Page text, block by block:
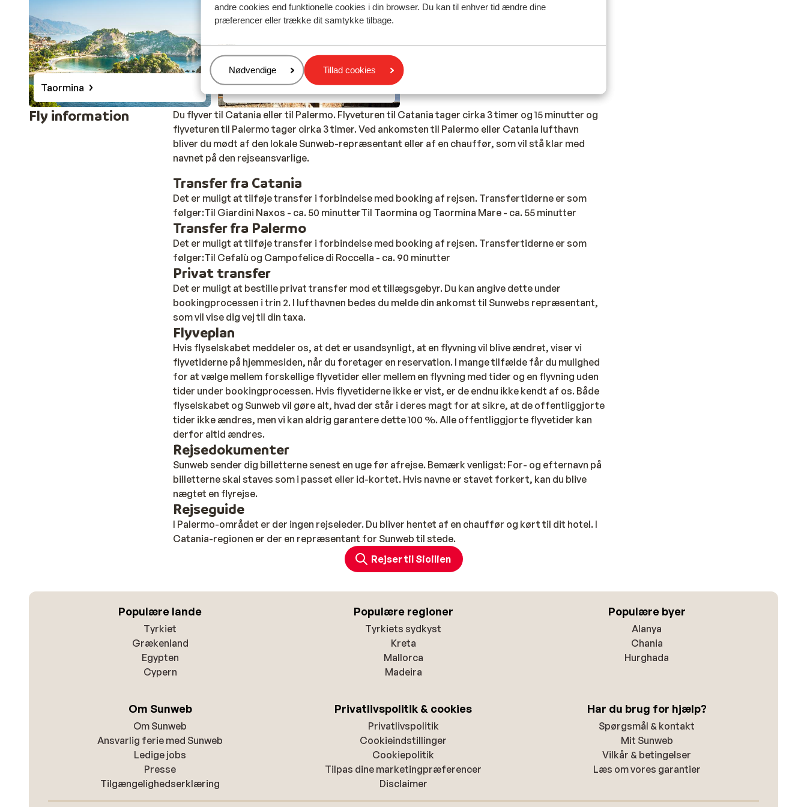
andre cookies end funktionelle cookies i din browser. Du kan til enhver tid ændre dine
præferencer eller trække dit samtykke tilbage.
Administrer
Nødvendige Tillad cookies
Rejseleder
I regionerne Letojanni, Taormina og Giardini Naxos er der Sunweb-rejseledere til stede. I området omkring Cefalù er
der en lokal, engelsktalende repræsentant til rådighed.
Taormina Taormina Mare
Fly information
Du flyver til Catania eller til Palermo. Flyveturen til Catania tager cirka 3 timer og 15 minutter og
flyveturen til Palermo tager cirka 3 timer. Ved ankomsten til Palermo eller Catania lufthavn
bliver du mødt af den lokale Sunweb-repræsentant eller af en chauffør, som vil stå klar med
navnet på den rejseansvarlige.
Transfer fra Catania
Det er muligt at tilføje transfer i forbindelse med booking af rejsen. Transfertiderne er som
følger:Til Giardini Naxos - ca. 50 minutterTil Taormina og Taormina Mare - ca. 55 minutter
Transfer fra Palermo
Det er muligt at tilføje transfer i forbindelse med booking af rejsen. Transfertiderne er som
følger:Til Cefalù og Campofelice di Roccella - ca. 90 minutter
Privat transfer
Det er muligt at bestille privat transfer mod et tillægsgebyr. Du kan angive dette under
bookingprocessen i trin 2. I lufthavnen bedes du melde din ankomst til Sunwebs repræsentant,
som vil vise dig vej til din taxa.
Flyveplan
Hvis flyselskabet meddeler os, at det er usandsynligt, at en flyvning vil blive ændret, viser vi
flyvetiderne på hjemmesiden, når du foretager en reservation. I mange tilfælde får du mulighed
for at vælge mellem forskellige flyvetider eller mellem en flyvning med tider og en flyvning uden
tider under bookingprocessen. Hvis flyvetiderne ikke er vist, er de endnu ikke kendt af os. Både
flyselskabet og Sunweb vil gøre alt, hvad der står i deres magt for at sikre, at de offentliggjorte
tider ikke ændres, men vi kan aldrig garantere dette 100 %. Alle offentliggjorte flyvetider kan
derfor altid ændres.
Rejsedokumenter
Sunweb sender dig billetterne senest en uge før afrejse. Bemærk venligst: For- og efternavn på
billetterne skal staves som i passet eller id-kortet. Hvis navne er stavet forkert, kan du blive
nægtet en flyrejse.
Rejseguide
I Palermo-området er der ingen rejseleder. Du bliver hentet af en chauffør og kørt til dit hotel. I
Catania-regionen er der en repræsentant for Sunweb til stede.
Rejser til Sicilien
Populære lande
Tyrkiet
Grækenland
Egypten
Cypern
Populære regioner
Tyrkiets sydkyst
Kreta
Mallorca
Madeira
Populære byer
Alanya
Chania
Hurghada
Om Sunweb
Om Sunweb
Ansvarlig ferie med Sunweb
Ledige jobs
Presse
Tilgængelighedserklæring
Privatlivspolitik & cookies
Privatlivspolitik
Cookieindstillinger
Cookiepolitik
Tilpas dine marketingpræferencer
Disclaimer
Har du brug for hjælp?
Spørgsmål & kontakt
Mit Sunweb
Vilkår & betingelser
Læs om vores garantier